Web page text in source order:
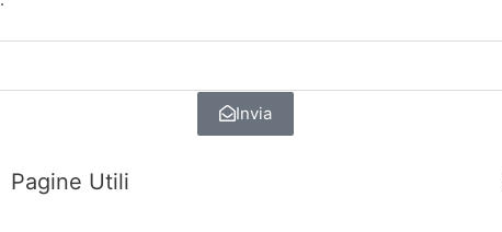
Invia
Pagine Utili